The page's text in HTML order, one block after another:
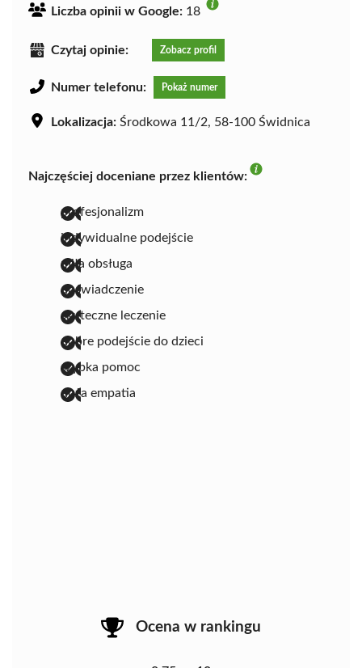
Liczba opinii w Google: 18
Czytaj opinie: Zobacz profil
Numer telefonu: Pokaż numer
Lokalizacja: Środkowa 11/2, 58-100 Świdnica
Najczęściej doceniane przez klientów:
profesjonalizm
indywidualne podejście
miła obsługa
doświadczenie
skuteczne leczenie
dobre podejście do dzieci
szybka pomoc
duża empatia
Ocena w rankingu